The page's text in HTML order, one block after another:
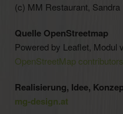
(c) MM Restaurant, Sandra
Quelle OpenStreetmap
Powered by Leaflet, Modul
OpenStreetMap contributors
Realisierung, Idee,
mg-design.at